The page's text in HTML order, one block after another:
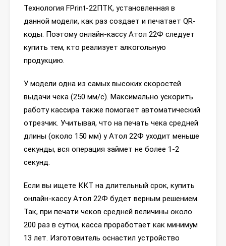
Технология FPrint-22ПТК, установленная в
данной модели, как раз создает и печатает QR-
коды. Поэтому онлайн-кассу Атол 22Ф следует
купить тем, кто реализует алкогольную
продукцию.
У модели одна из самых высоких скоростей
выдачи чека (250 мм/с). Максимально ускорить
работу кассира также помогает автоматический
отрезчик. Учитывая, что на печать чека средней
длины (около 150 мм) у Атол 22Ф уходит меньше
секунды, вся операция займет не более 1-2
секунд.
Если вы ищете ККТ на длительный срок, купить
онлайн-кассу Атол 22Ф будет верным решением.
Так, при печати чеков средней величины около
200 раз в сутки, касса проработает как минимум
13 лет. Изготовитель оснастил устройство